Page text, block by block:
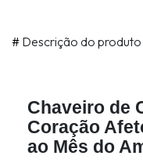
# Descrição do produto
Chaveiro de
Coração
ao Mês do